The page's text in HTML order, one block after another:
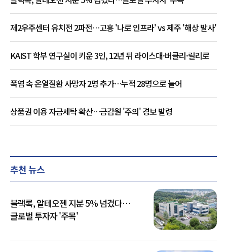
제2우주센터 유치전 2파전…고흥 '나로 인프라' vs 제주 '해상 발사'
KAIST 학부 연구실이 키운 3인, 12년 뒤 라이스대·버클리·릴리로
폭염 속 온열질환 사망자 2명 추가…누적 28명으로 늘어
상품권 이용 자금세탁 확산…금감원 '주의' 경보 발령
추천 뉴스
블랙록, 알테오젠 지분 5% 넘겼다…
글로벌 투자자 '주목'